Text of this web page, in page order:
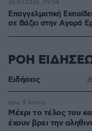
Επαγγελματική
σε Bάζει στην Aγορά
26.07.2026, 09:54
ΡΟΗ
Ειδήσεις
Μέχρι το τέλος του
έχουν βρει την
πριν 9 λεπτά